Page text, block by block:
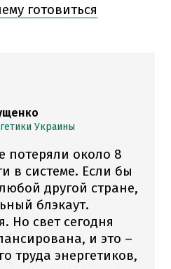
готовиться
Украины
потеряли около 8
в системе. Если бы
другой стране,
блэкаут.
Но свет сегодня
и это –
труда энергетиков,